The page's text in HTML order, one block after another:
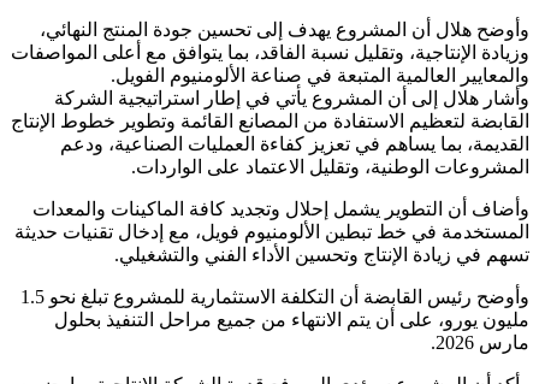
وأوضح هلال أن المشروع يهدف إلى تحسين جودة المنتج النهائي،
وزيادة الإنتاجية، وتقليل نسبة الفاقد، بما يتوافق مع أعلى المواصفات
والمعايير العالمية المتبعة في صناعة الألومنيوم الفويل.
وأشار هلال إلى أن المشروع يأتي في إطار استراتيجية الشركة
القابضة لتعظيم الاستفادة من المصانع القائمة وتطوير خطوط الإنتاج
القديمة، بما يساهم في تعزيز كفاءة العمليات الصناعية، ودعم
المشروعات الوطنية، وتقليل الاعتماد على الواردات.
وأضاف أن التطوير يشمل إحلال وتجديد كافة الماكينات والمعدات
المستخدمة في خط تبطين الألومنيوم فويل، مع إدخال تقنيات حديثة
تسهم في زيادة الإنتاج وتحسين الأداء الفني والتشغيلي.
وأوضح رئيس القابضة أن التكلفة الاستثمارية للمشروع تبلغ نحو 1.5
مليون يورو، على أن يتم الانتهاء من جميع مراحل التنفيذ بحلول
مارس 2026.